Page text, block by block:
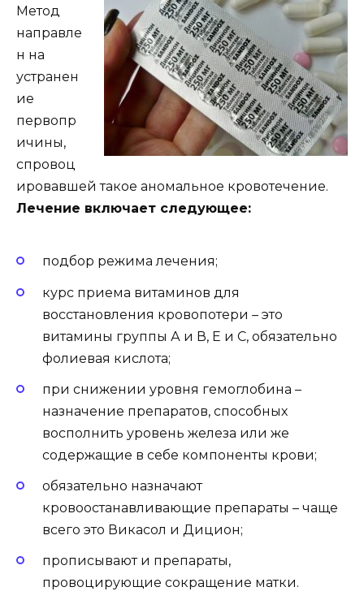
Метод
направле
н на
устранен
ие
первопр
ичины,
спровоц
ировавшей такое аномальное кровотечение.
Лечение включает следующее:
подбор режима лечения;
курс приема витаминов для
восстановления кровопотери – это
витамины группы А и В, Е и С, обязательно
фолиевая кислота;
при снижении уровня гемоглобина –
назначение препаратов, способных
восполнить уровень железа или же
содержащие в себе компоненты крови;
обязательно назначают
кровоостанавливающие препараты – чаще
всего это Викасол и Дицион;
прописывают и препараты,
провоцирующие сокращение матки.